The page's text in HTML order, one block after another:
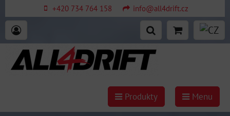
+420 734 764 158 info@all4drift.cz
Produkty Menu